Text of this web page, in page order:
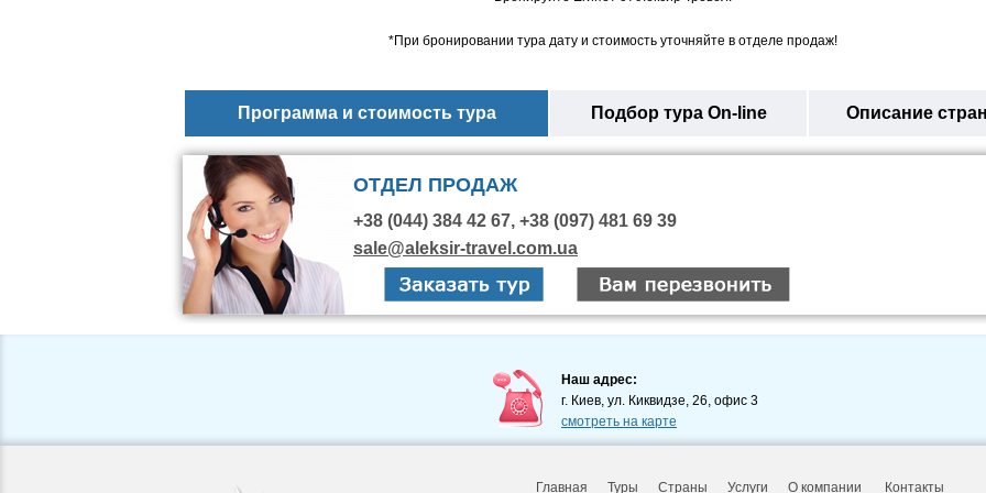
*При бронировании тура дату и стоимость уточняйте в отделе продаж!
Программа и стоимость тура Подбор тура On-line Описание
ОТДЕЛ ПРОДАЖ
+38 (044) 384 42 67, +38 (097) 481 69 39
sale@aleksir-travel.com.ua
Наш адрес:
г. Киев, ул. Киквидзе, 26, офис 3
смотреть на карте
Главная Туры Страны Услуги О компании Контакты